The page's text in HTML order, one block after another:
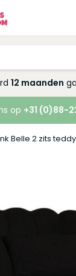
12 maanden
op +31 (0)88-
Belle 2 zits